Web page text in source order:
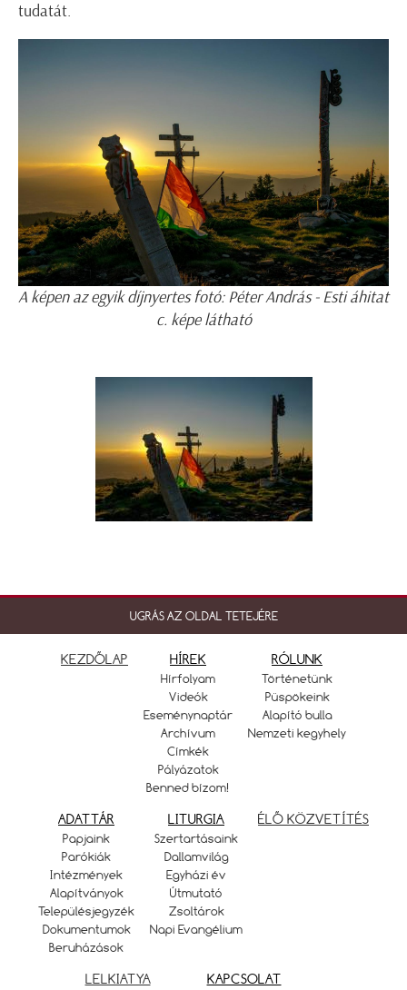
tudatát.
A képen az egyik díjnyertes fotó: Péter András - Esti áhitat
c. képe látható
UGRÁS AZ OLDAL TETEJÉRE
KEZDŐLAP HÍREK
Hírfolyam
Videók
Eseménynaptár
Archívum
Címkék
Pályázatok
Benned bízom!
RÓLUNK
Történetünk
Püspökeink
Alapító bulla
Nemzeti kegyhely
ADATTÁR
Papjaink
Parókiák
Intézmények
Alapítványok
Településjegyzék
Dokumentumok
Beruházások
LITURGIA
Szertartásaink
Dallamvilág
Egyházi év
Útmutató
Zsoltárok
Napi Evangélium
ÉLŐ KÖZVETÍTÉS
LELKIATYA KAPCSOLAT